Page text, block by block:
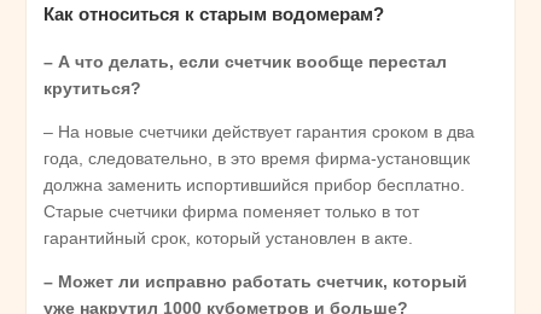
Как относиться к старым водомерам?
– А что делать, если счетчик вообще перестал
крутиться?
– На новые счетчики действует гарантия сроком в два
года, следовательно, в это время фирма-установщик
должна заменить испортившийся прибор бесплатно.
Старые счетчики фирма поменяет только в тот
гарантийный срок, который установлен в акте.
– Может ли исправно работать счетчик, который
уже накрутил 1000 кубометров и больше?